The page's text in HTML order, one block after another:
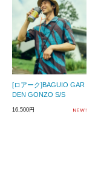
[ロアーク]BAGUIO GAR
DEN GONZO S/S
16,500円